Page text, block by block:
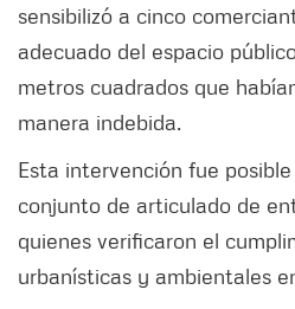
sensibilizó a cinco
adecuado del espacio
metros cuadrados que
manera indebida.
Esta intervención fue
conjunto de articulado de
quienes verificaron el
urbanísticas y ambientales